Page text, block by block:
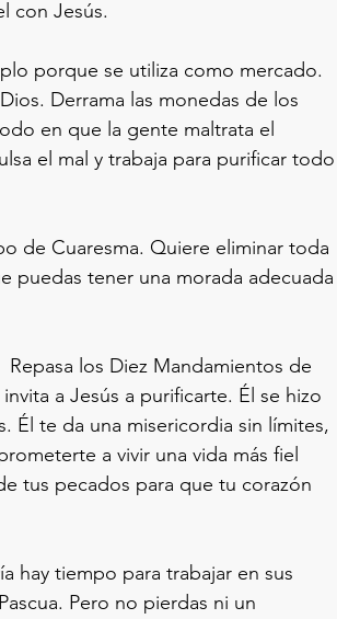
con Jesús.
porque se utiliza como mercado.
Derrama las monedas de los
en que la gente maltrata el
el mal y trabaja para purificar todo
de Cuaresma. Quiere eliminar toda
puedas tener una morada adecuada
Repasa los Diez Mandamientos de
a Jesús a purificarte. Él se hizo
Él te da una misericordia sin límites,
a vivir una vida más fiel
tus pecados para que tu corazón
hay tiempo para trabajar en sus
Pero no pierdas ni un